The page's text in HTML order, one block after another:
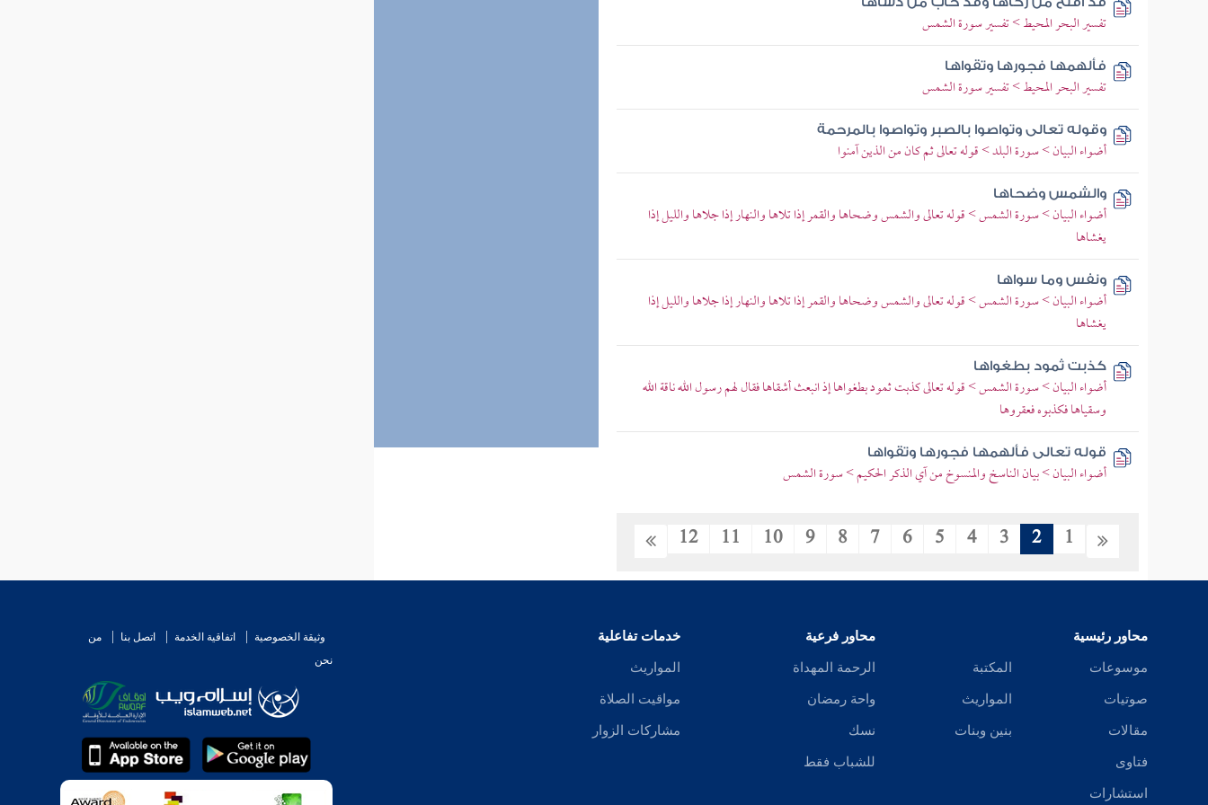
تفسير البحر المحيط > تفسير سورة الشمس
فألهمها فجورها وتقواها
تفسير البحر المحيط > تفسير سورة الشمس
وقوله تعالى وتواصوا بالصبر وتواصوا بالمرحمة
أضواء البيان > سورة البلد > قوله تعالى ثم كان من الذين آمنوا
والشمس وضحاها
أضواء البيان > سورة الشمس > قوله تعالى والشمس وضحاها والقمر إذا تلاها والنهار إذا جلاها والليل إذا
يغشاها
ونفس وما سواها
أضواء البيان > سورة الشمس > قوله تعالى والشمس وضحاها والقمر إذا تلاها والنهار إذا جلاها والليل إذا
يغشاها
كذبت ثمود بطغواها
أضواء البيان > سورة الشمس > قوله تعالى كذبت ثمود بطغواها إذ انبعث أشقاها فقال لهم رسول الله ناقة الله
وسقياها فكذبوه فعقروها
قوله تعالى فألهمها فجورها وتقواها
أضواء البيان > بيان الناسخ والمنسوخ من آي الذكر الحكيم > سورة الشمس
1
2
3
4
5
6
7
8
9
10
11
12
محاور رئيسية
موسوعات
صوتيات
مقالات
فتاوى
استشارات
المكتبة
المواريث
بنين وبنات
محاور فرعية
الرحمة المهداة
واحة رمضان
نسك
للشباب فقط
خدمات تفاعلية
المواريث
مواقيت الصلاة
مشاركات الزوار
وثيقة الخصوصية اتفاقية الخدمة اتصل بنا
من
نحن